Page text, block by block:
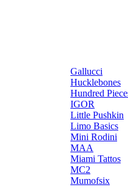
Gallucci
Hucklebones
Hundred
IGOR
Little Pushkin
Limo Basics
Mini Rodini
MAA
Miami Tattos
MC2
Mumofsix